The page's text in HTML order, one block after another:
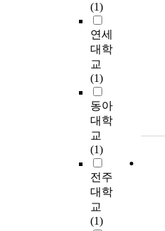
(1)
연세
대학
교
(1)
동아
대학
교
(1)
전주
대학
교
(1)